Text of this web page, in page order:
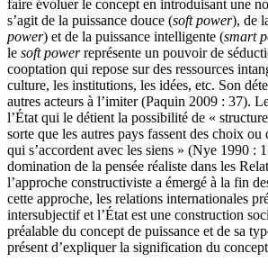
faire évoluer le concept en introduisant une
s’agit de la puissance douce (soft power), de
power) et de la puissance intelligente (smart
le soft powerreprésente un pouvoir de
cooptation qui repose sur des ressources
culture, les institutions, les idées, etc. Son
autres acteurs à l’imiter (Paquin 2009 : 37).
l’État qui le détient la possibilité de «
sorte que les autres pays fassent des choix ou
qui s’accordent avec les siens » (Nye 1990 :
domination de la pensée réaliste dans les
l’approche constructiviste a émergé à la fin
cette approche, les relations internationales
intersubjectif et l’État est une construction
préalable du concept de puissance et de sa
présent d’expliquer la signification du